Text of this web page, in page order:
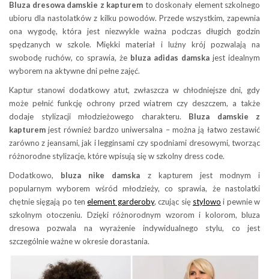
Bluza dresowa damskie z kapturem to doskonały element szkolnego
ubioru dla nastolatków z kilku powodów. Przede wszystkim, zapewnia
ona wygodę, która jest niezwykle ważna podczas długich godzin
spędzanych w szkole. Miękki materiał i luźny krój pozwalają na
swobodę ruchów, co sprawia, że bluza adidas damska jest idealnym
wyborem na aktywne dni pełne zajęć.
Kaptur stanowi dodatkowy atut, zwłaszcza w chłodniejsze dni, gdy
może pełnić funkcję ochrony przed wiatrem czy deszczem, a także
dodaje stylizacji młodzieżowego charakteru. Bluza damskie z
kapturem jest również bardzo uniwersalna – można ją łatwo zestawić
zarówno z jeansami, jak i legginsami czy spodniami dresowymi, tworząc
różnorodne stylizacje, które wpisują się w szkolny dress code.
Dodatkowo, bluza nike damska z kapturem jest modnym i
popularnym wyborem wśród młodzieży, co sprawia, że nastolatki
chętnie sięgają po tenelement garderoby, czując się stylowo i pewnie w
szkolnym otoczeniu. Dzięki różnorodnym wzorom i kolorom, bluza
dresowa pozwala na wyrażenie indywidualnego stylu, co jest
szczególnie ważne w okresie dorastania.